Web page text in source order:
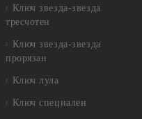
Ключ звезда-звезда
тресчотен
Ключ звезда-звезда
прорязан
Ключ лула
Ключ специален